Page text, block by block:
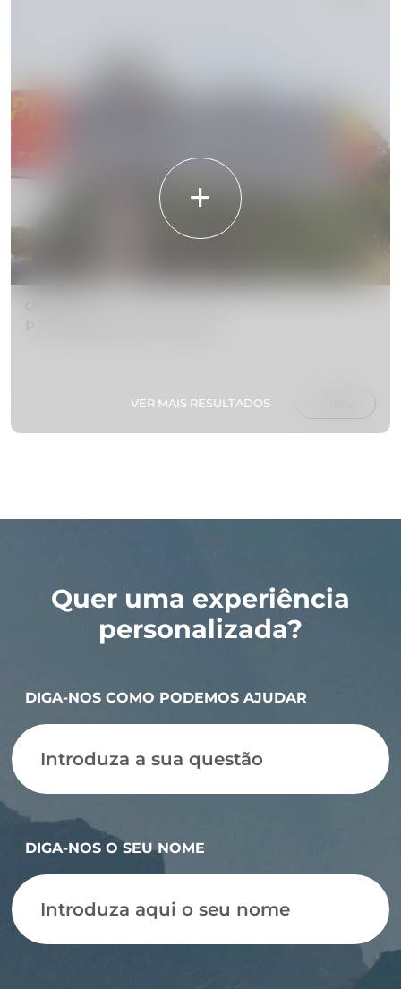
VER MAIS RESULTADOS
Quer uma experiência
personalizada?
DIGA-NOS COMO PODEMOS AJUDAR
DIGA-NOS O SEU NOME